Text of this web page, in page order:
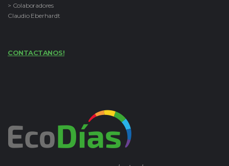
> Colaboradores
Claudio Eberhardt
CONTACTANOS!